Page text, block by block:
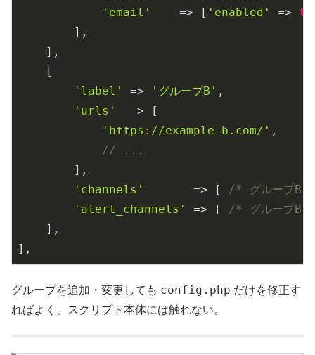
'email'
    => [
'enabled' =>
        ],
    ],
    [
'label'
=> 'グループB' ,
'urls'
  => [
'https://example-b.com/' ,
// ...
        ],
'channels'
       => [
/* グループB
'alert_channels'
=> [
/* グループB
    ],
],
グループを追加・変更しても config.php だけを修正す
ればよく、スクリプト本体には触れない。